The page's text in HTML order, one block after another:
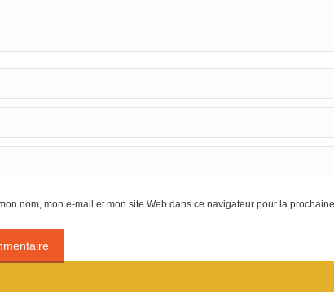
nom, mon e-mail et mon site Web dans ce navigateur pour la